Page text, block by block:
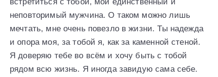
неповторимый мужчина. О таком можно лишь
мечтать, мне очень повезло в жизни. Ты надежда
и опора моя, за тобой я, как за каменной стеной.
Я доверяю тебе во всём и хочу быть с тобой
рядом всю жизнь. Я иногда завидую сама себе.